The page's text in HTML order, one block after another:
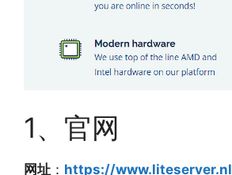
1、官网
网址 ： https://www.liteserver.nl